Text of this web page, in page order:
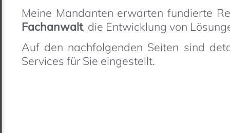
Meine Mandanten erwarten fundierte
Fachanwalt, die Entwicklung von
Auf den nachfolgenden Seiten sind
Services für Sie eingestellt.